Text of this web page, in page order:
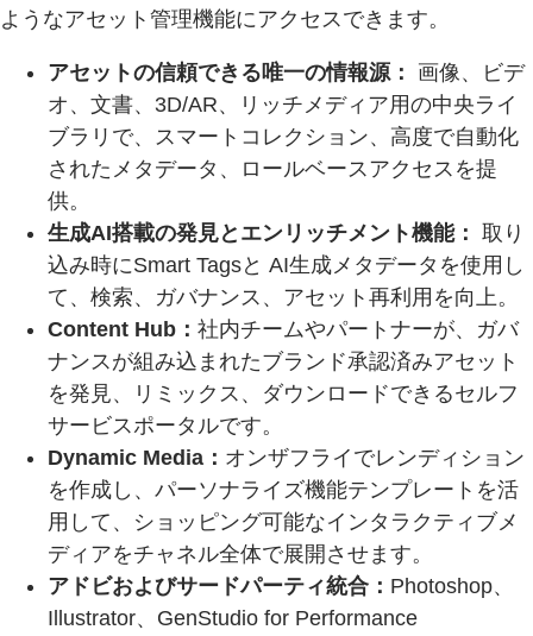
ようなアセット管理機能にアクセスできます。
アセットの信頼できる唯一の情報源：
画像、ビデ
オ、文書、3D/AR、リッチメディア用の中央ライ
ブラリで、スマートコレクション、高度で自動化
されたメタデータ、ロールベースアクセスを提
供。
生成AI搭載の発見とエンリッチメント機能： 取り
込み時にSmart Tagsと AI生成メタデータを使用し
て、検索、ガバナンス、アセット再利用を向上。
Content Hub： 社内チームやパートナーが、ガバ
ナンスが組み込まれたブランド承認済みアセット
を発見、リミックス、ダウンロードできるセルフ
サービスポータルです。
Dynamic Media： オンザフライでレンディション
を作成し、パーソナライズ機能テンプレートを活
用して、ショッピング可能なインタラクティブメ
ディアをチャネル全体で展開させます。
アドビおよびサードパーティ統合： Photoshop、
Illustrator、GenStudio for Performance